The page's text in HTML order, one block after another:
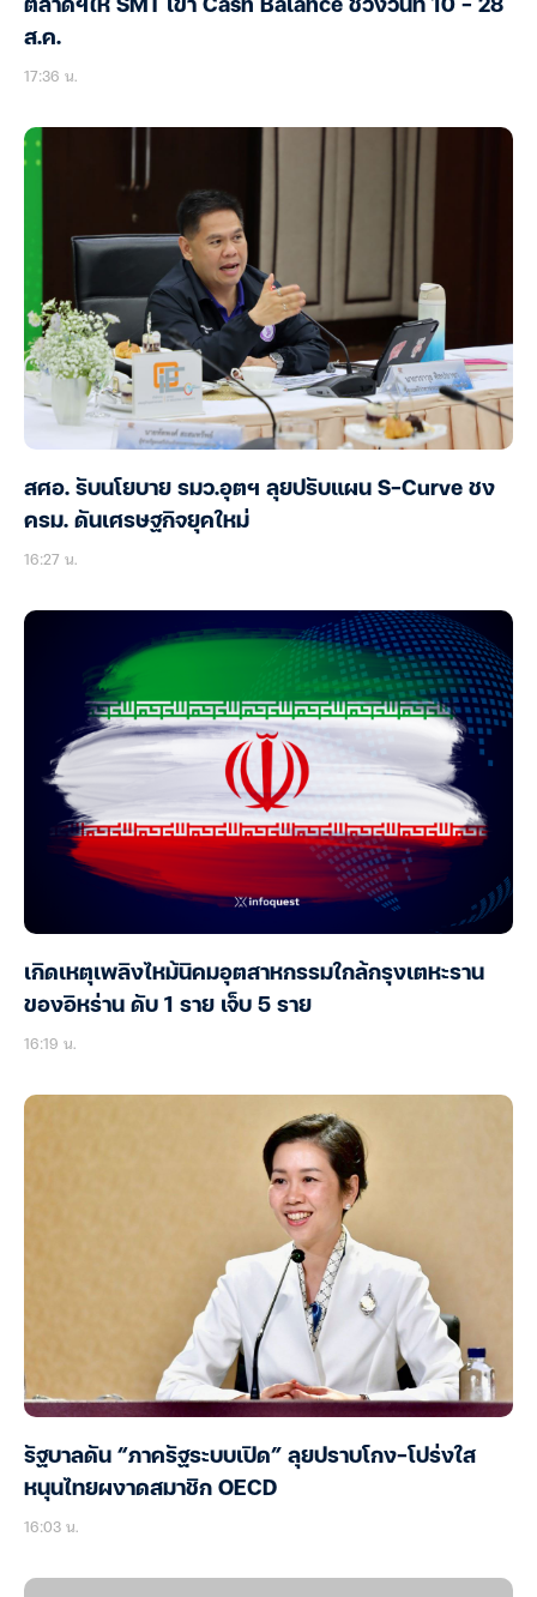
ตลาดฯให้ SMT เข้า Cash Balance ช่วงวันที่ 10 – 28
ส.ค.
17:36 น.
สศอ. รับนโยบาย รมว.อุตฯ ลุยปรับแผน S-Curve ชง
ครม. ดันเศรษฐกิจยุคใหม่
16:27 น.
เกิดเหตุเพลิงไหม้นิคมอุตสาหกรรมใกล้กรุงเตหะราน
ของอิหร่าน ดับ 1 ราย เจ็บ 5 ราย
16:19 น.
รัฐบาลดัน “ภาครัฐระบบเปิด” ลุยปราบโกง-โปร่งใส
หนุนไทยผงาดสมาชิก OECD
16:03 น.